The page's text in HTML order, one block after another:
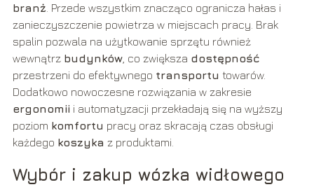
branż . Przede wszystkim znacząco ogranicza hałas i
zanieczyszczenie powietrza w miejscach pracy. Brak
spalin pozwala na użytkowanie sprzętu również
wewnątrz budynków, co zwiększa dostępność
przestrzeni do efektywnego transportu towarów.
Dodatkowo nowoczesne rozwiązania w zakresie
ergonomii i automatyzacji przekładają się na wyższy
poziom komfortu pracy oraz skracają czas obsługi
każdego koszyka z produktami.
Wybór i zakup wózka widłowego